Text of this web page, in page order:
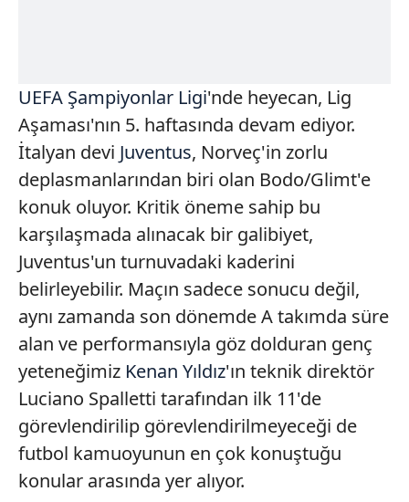
UEFA Şampiyonlar Ligi'nde heyecan, Lig
Aşaması'nın 5. haftasında devam ediyor.
İtalyan devi Juventus, Norveç'in zorlu
deplasmanlarından biri olan Bodo/Glimt'e
konuk oluyor. Kritik öneme sahip bu
karşılaşmada alınacak bir galibiyet,
Juventus'un turnuvadaki kaderini
belirleyebilir. Maçın sadece sonucu değil,
aynı zamanda son dönemde A takımda süre
alan ve performansıyla göz dolduran genç
yeteneğimiz Kenan Yıldız'ın teknik direktör
Luciano Spalletti tarafından ilk 11'de
görevlendirilip görevlendirilmeyeceği de
futbol kamuoyunun en çok konuştuğu
konular arasında yer alıyor.